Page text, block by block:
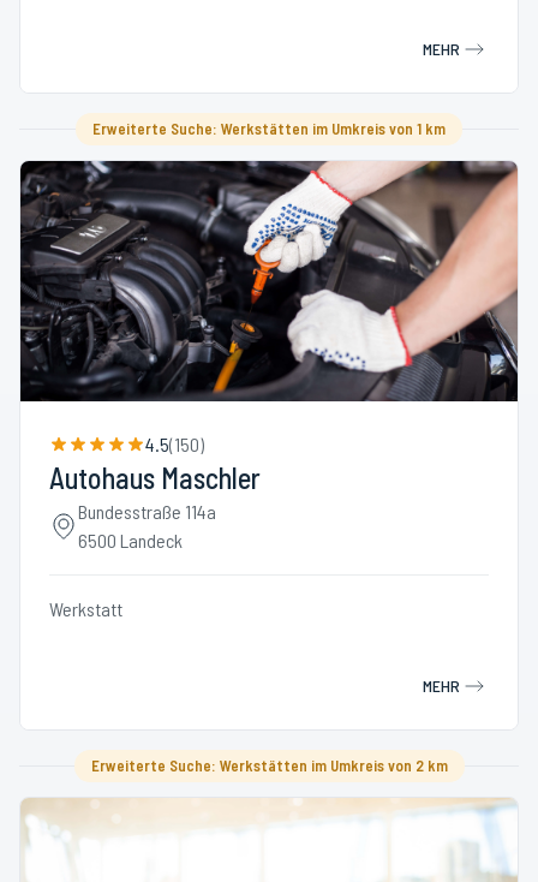
MEHR
Erweiterte Suche: Werkstätten im Umkreis von 1 km
4.5(150)
Autohaus Maschler
Bundesstraße 114a
6500 Landeck
Werkstatt
MEHR
Erweiterte Suche: Werkstätten im Umkreis von 2 km